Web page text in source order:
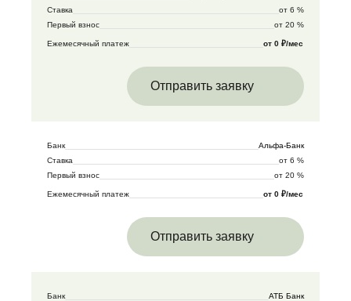
Ставка
от 6 %
Первый взнос
от 20 %
Ежемесячный платеж от 0 ₽/мес
Отправить заявку
Банк
Альфа-Банк
Ставка
от 6 %
Первый взнос
от 20 %
Ежемесячный платеж от 0 ₽/мес
Отправить заявку
Банк
АТБ Банк